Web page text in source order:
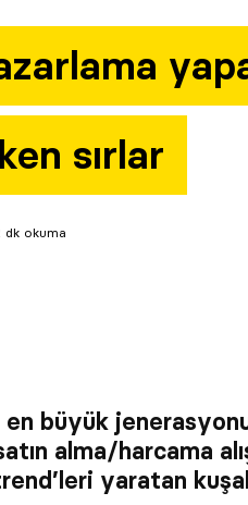
sırlar
dk okuma
büyük
alma/harcama
yaratan